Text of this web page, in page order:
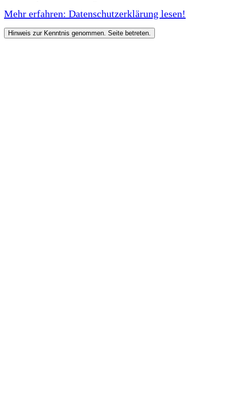
Mehr erfahren: Datenschutzerklärung lesen!
Hinweis zur Kenntnis genommen. Seite betreten.